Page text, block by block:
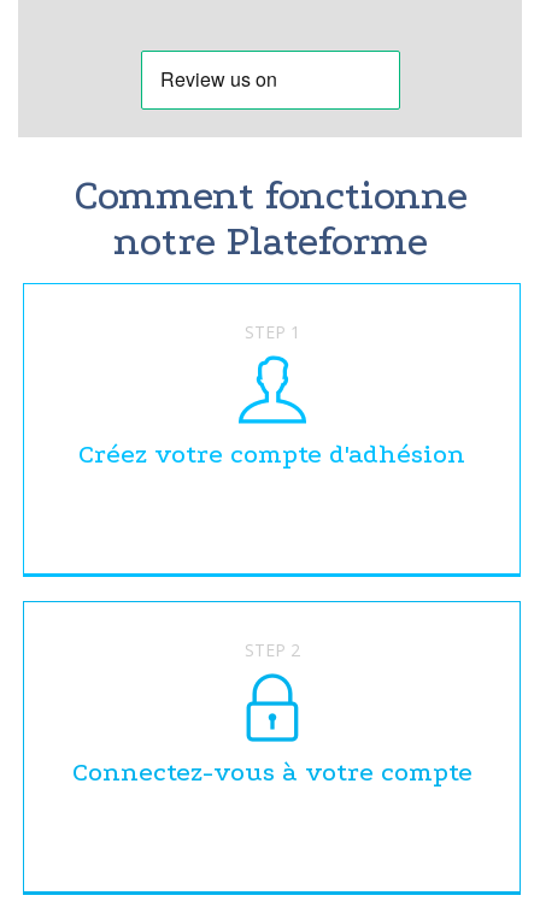
Comment fonctionne
notre Plateforme
STEP 1
Créez votre compte d'adhésion
STEP 2
Connectez-vous à votre compte